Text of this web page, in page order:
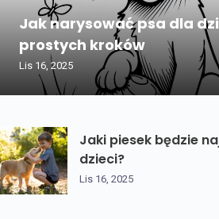
Jak narysować psa dla
prostych kroków
Lis 16, 2025
Jaki piesek będzie
dzieci?
Lis 16, 2025